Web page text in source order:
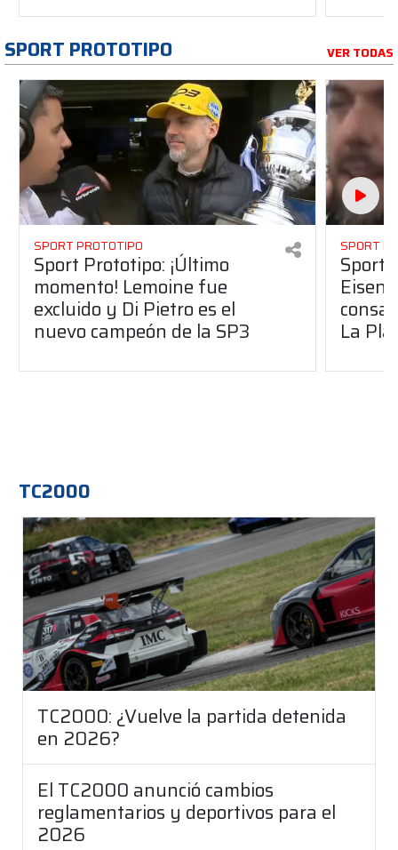
SPORT PROTOTIPO VER TODAS
SPORT PROTOTIPO
Sport Prototipo: ¡Último
momento! Lemoine fue
excluido y Di Pietro es el
nuevo campeón de la SP3
SPORT
Sport
La
TC2000
TC2000: ¿Vuelve la partida detenida
en 2026?
El TC2000 anunció cambios
reglamentarios y deportivos para el
2026